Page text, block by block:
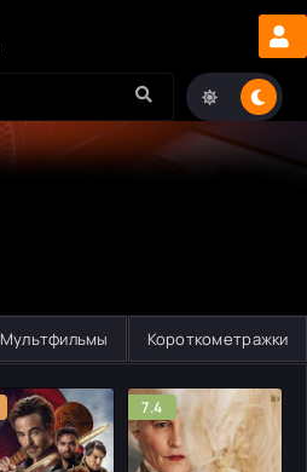
Мультфильмы Короткометражки
7.4